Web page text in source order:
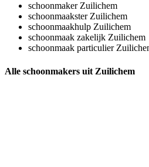
schoonmaker Zuilichem
schoonmaakster Zuilichem
schoonmaakhulp Zuilichem
schoonmaak zakelijk Zuilichem
schoonmaak particulier
Alle schoonmakers uit Zuilichem